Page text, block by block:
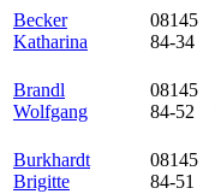
Becker
Katharina
08145
84-34
Brandl
Wolfgang
08145
84-52
Burkhardt
Brigitte
08145
84-51